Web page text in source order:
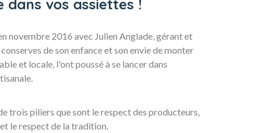
dans vos assiettes !
novembre 2016 avec Julien Anglade, gérant et
de son enfance et son envie de monter
et locale, l'ont poussé à se lancer dans
trois piliers que sont le respect des producteurs,
le respect de la tradition.